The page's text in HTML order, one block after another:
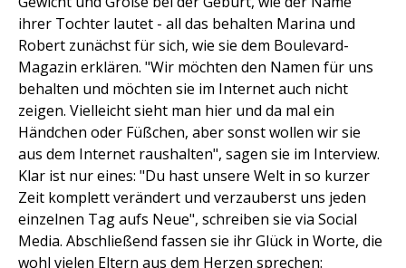
ihrer Tochter lautet - all das behalten Marina und
Robert zunächst für sich, wie sie dem Boulevard-
Magazin erklären. "Wir möchten den Namen für uns
behalten und möchten sie im Internet auch nicht
zeigen. Vielleicht sieht man hier und da mal ein
Händchen oder Füßchen, aber sonst wollen wir sie
aus dem Internet raushalten", sagen sie im Interview.
Klar ist nur eines: "Du hast unsere Welt in so kurzer
Zeit komplett verändert und verzauberst uns jeden
einzelnen Tag aufs Neue", schreiben sie via Social
Media. Abschließend fassen sie ihr Glück in Worte, die
wohl vielen Eltern aus dem Herzen sprechen: